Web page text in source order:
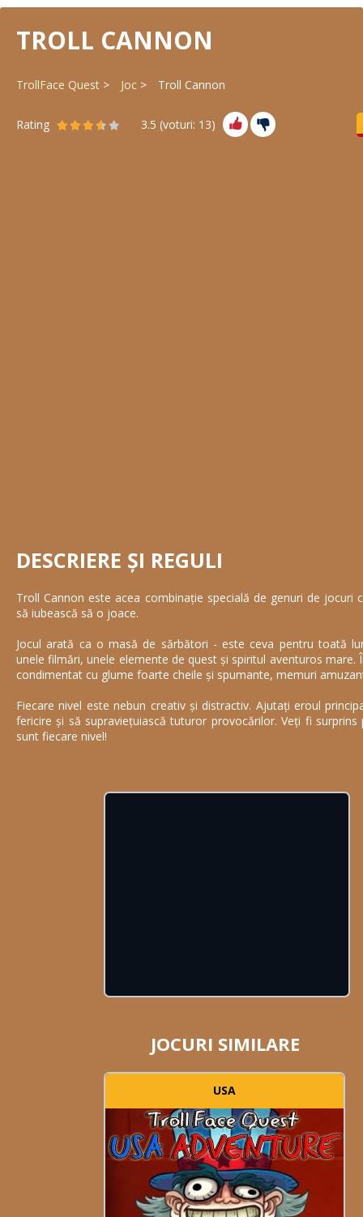
TROLL CANNON
TrollFace Quest Joc Troll Cannon
Rating 3.5 (voturi: 13)
DESCRIERE ȘI REGULI
Troll Cannon este acea combinație specială de genuri de jocuri
să iubească să o joace.
Jocul arată ca o masă de sărbători - este ceva pentru toată
unele filmări, unele elemente de quest și spiritul aventuros mare.
condimentat cu glume foarte cheile și spumante, memuri
Fiecare nivel este nebun creativ și distractiv. Ajutați eroul
fericire și să supraviețuiască tuturor provocărilor. Veți fi
sunt fiecare nivel!
JOCURI SIMILARE
USA